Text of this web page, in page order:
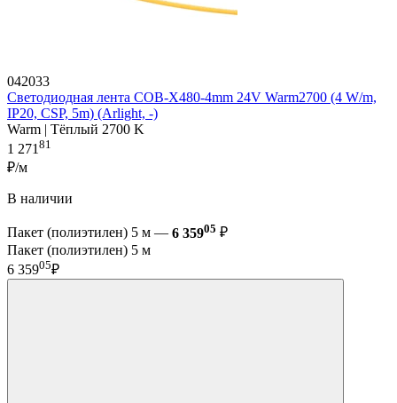
042033
Светодиодная лента COB-X480-4mm 24V Warm2700 (4 W/m,
IP20, CSP, 5m) (Arlight, -)
Warm | Тёплый 2700 K
1 271 81
₽/м
В наличии
Пакет (полиэтилен) 5 м — 6 35905 ₽
Пакет (полиэтилен) 5 м
6 35905₽